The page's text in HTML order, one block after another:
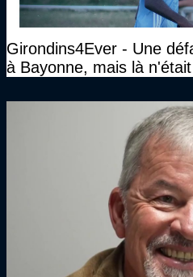
Girondins4Ever - Une
à Bayonne, mais là